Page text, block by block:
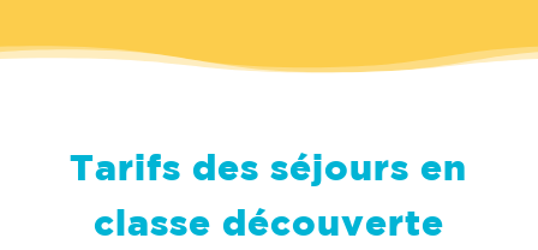
Tarifs des séjours en
classe découverte